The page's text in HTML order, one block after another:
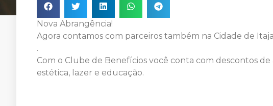
Nova Abrangência!
Agora contamos com parceiros também na Cidade de
.
Com o Clube de Benefícios você conta com descontos de
estética, lazer e educação.